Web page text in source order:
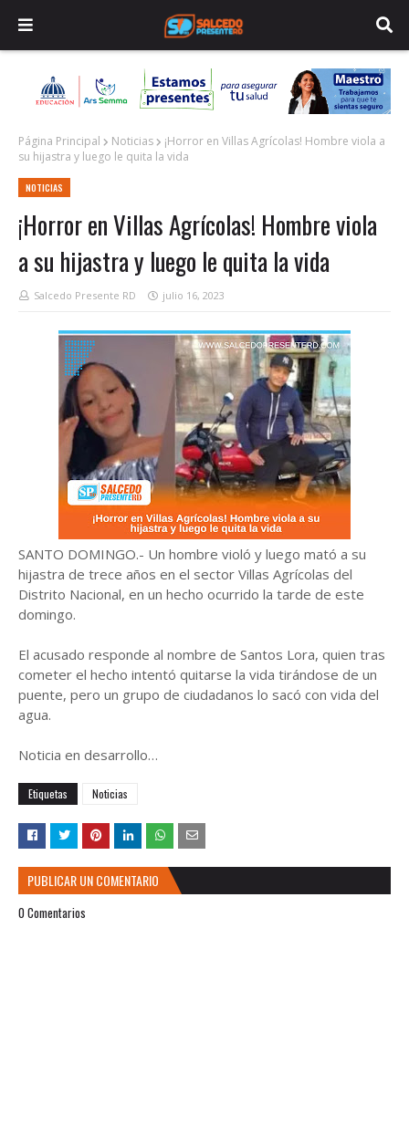
Página Principal Noticias
¡Horror en Villas Agrícolas! Hombre viola a
su hijastra y luego le quita la vida
NOTICIAS
¡Horror en Villas Agrícolas! Hombre viola
a su hijastra y luego le quita la vida
Salcedo Presente RD julio 16, 2023
SANTO DOMINGO.- Un hombre violó y luego mató a su
hijastra de trece años en el sector Villas Agrícolas del
Distrito Nacional, en un hecho ocurrido la tarde de este
domingo.
El acusado responde al nombre de Santos Lora, quien tras
cometer el hecho intentó quitarse la vida tirándose de un
puente, pero un grupo de ciudadanos lo sacó con vida del
agua.
Noticia en desarrollo…
Etiquetas Noticias
PUBLICAR UN COMENTARIO
0 Comentarios